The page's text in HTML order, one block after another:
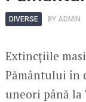
DIVERSE BY ADMIN
Extincțiile
Pământului în
uneori până la